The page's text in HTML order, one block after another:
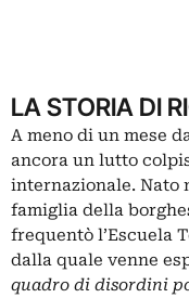
LA STORIA DI
A meno di un mese
ancora un lutto
internazionale. Nato
famiglia della
frequentò l’Escuela
dalla quale venne
quadro di disordini